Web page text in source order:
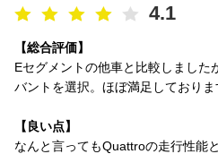
4.1
【総合評価】
Eセグメントの他車と比較しました
バントを選択。ほぼ満足しておりま
【良い点】
なんと言ってもQuattroの走行性能